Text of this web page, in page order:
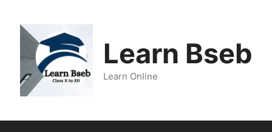
Learn Bseb
Learn Online